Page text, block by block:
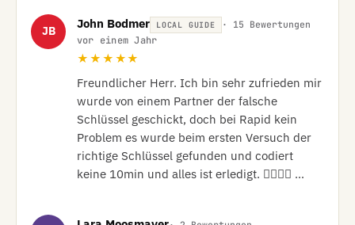
JB
John Bodmer LOCAL GUIDE · 15 Bewertungen
vor einem Jahr
★★★★★
Freundlicher Herr. Ich bin sehr zufrieden mir
wurde von einem Partner der falsche
Schlüssel geschickt, doch bei Rapid kein
Problem es wurde beim ersten Versuch der
richtige Schlüssel gefunden und codiert
keine 10min und alles ist erledigt. 👍🏼👍🏼 …